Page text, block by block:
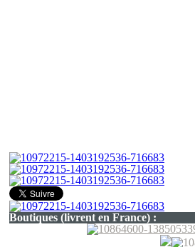
Boutiques (livrent en France) :